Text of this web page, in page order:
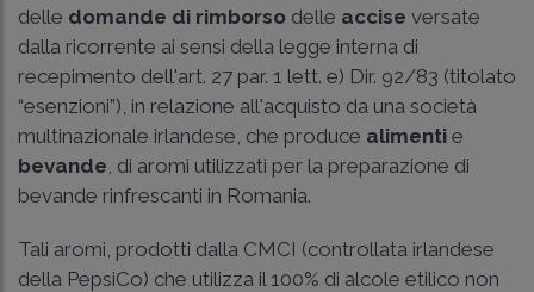
delle domande di rimborso delle accise versate
dalla ricorrente ai sensi della legge interna di
recepimento dell'art. 27 par. 1 lett. e) Dir. 92/83 (titolato
“esenzioni”), in relazione all'acquisto da una società
multinazionale irlandese, che produce alimenti e
bevande , di aromi utilizzati per la preparazione di
bevande rinfrescanti in Romania.
Tali aromi, prodotti dalla CMCI (controllata irlandese
della PepsiCo) che utilizza il 100% di alcole etilico non